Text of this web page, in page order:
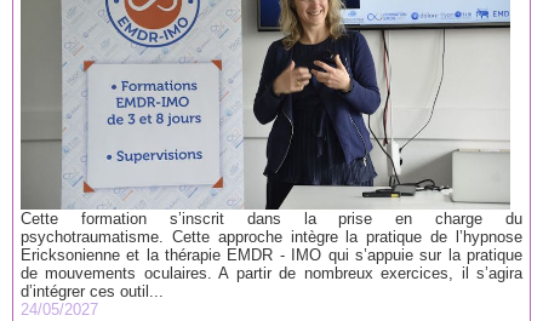
Cette formation s’inscrit dans la prise en charge du
psychotraumatisme. Cette approche intègre la pratique de l’hypnose
Ericksonienne et la thérapie EMDR - IMO qui s’appuie sur la pratique
de mouvements oculaires. A partir de nombreux exercices, il s’agira
d’intégrer ces outil...
24/05/2027